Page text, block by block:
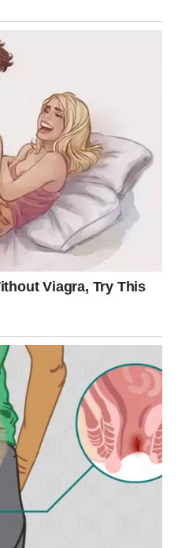
MOGUĆA
emocija. Strasti, privlačnost
Ako vas nešto vuče ka
— danas se sve
ili slučajan susret može
Zvezde vam daju snagu da
Ako ste zauzeti,
ikada.
NA
ŠANSU
kontakte na daljinu.
znak da je vredno boriti
grada ili zemlje
čarobno.
emocije, ali i nagrađuje
— pošaljite tu poruku,